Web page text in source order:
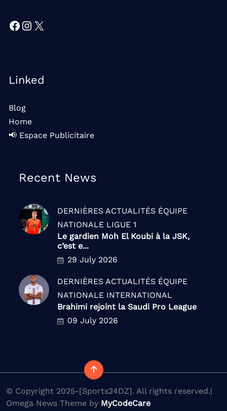
Facebook
Instagram
X
Linked
Blog
Home
📢 Espace Publicitaire
Recent News
DERNIÈRES ACTUALITÉS ÉQUIPE
NATIONALE LIGUE 1
Le gardien Moh El Koubi à la JSK,
c’est e...
29 July 2026
DERNIÈRES ACTUALITÉS ÉQUIPE
NATIONALE INTERNATIONAL
Brahimi rejoint la Saudi Pro League
09 July 2026
© Copyright 2025-[Sports24DZ]. All rights reserved.|
Omega News Theme by MyCodeCare